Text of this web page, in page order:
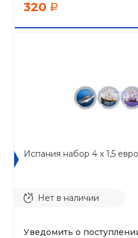
320 a
Испания набор 4 x 1,5
Нет в наличии
Уведомить о